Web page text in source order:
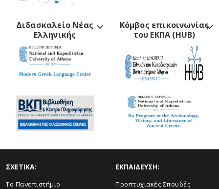
Διδασκαλείο Νέας
Ελληνικής
Κόμβος επικοινωνίας
του ΕΚΠΑ (HUB)
ΣΧΕΤΙΚΑ:
Το Πανεπιστήμιο
ΕΚΠΑΙΔΕΥΣΗ:
Προπτυχιακές Σπουδές